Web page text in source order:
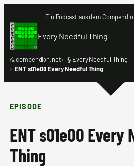
Inhalt
springen
Ein Podcast aus dem
Every Needful Thing
compendion.net
Every Needful Thing
ENT s01e00 Every Needful Thing
EPISODE
ENT s01e00 Every
Thing